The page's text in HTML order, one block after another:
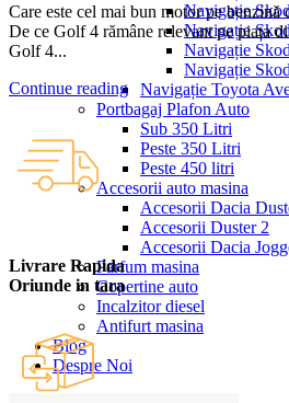
Navigație
Navigație
Navigație
Navigație
Navigație Toyota
Portbagaj Plafon Auto
Sub 350 Litri
Peste 350 Litri
Peste 450 litri
Accesorii auto masina
Accesorii Dacia
Accesorii Duster 2
Accesorii Dacia
Parfum masina
Copertine auto
Incalzitor diesel
Antifurt masina
Blog
Despre Noi
Care este cel mai bun motor pe
De ce Golf 4 rămâne relevant pe piața
Golf 4...
Continue reading
Livrare Rapida
Oriunde in tara